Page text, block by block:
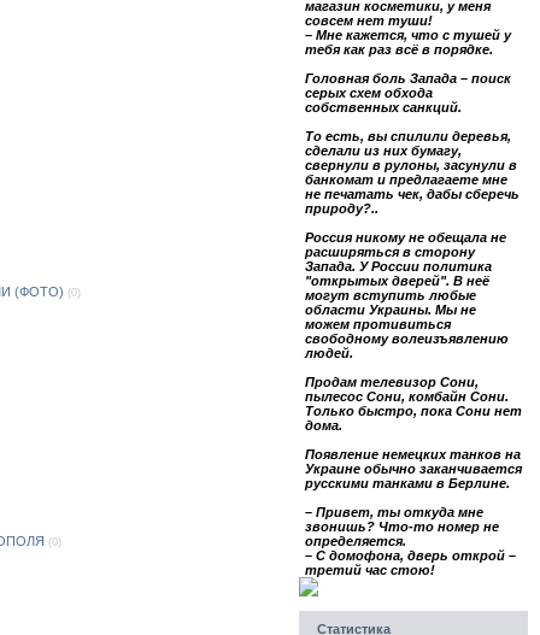
(ФОТО) (0)
(0)
магазин косметики, у меня
совсем нет туши!
– Мне кажется, что с тушей у
тебя как раз всё в порядке.
Головная боль Запада – поиск
серых схем обхода
собственных санкций.
То есть, вы спилили деревья,
сделали из них бумагу,
свернули в рулоны, засунули в
банкомат и предлагаете мне
не печатать чек, дабы сберечь
природу?..
Россия никому не обещала не
расширяться в сторону
Запада. У России политика
"открытых дверей". В неё
могут вступить любые
области Украины. Мы не
можем противиться
свободному волеизъявлению
людей.
Продам телевизор Сони,
пылесос Сони, комбайн Сони.
Только быстро, пока Сони нет
дома.
Появление немецких танков на
Украине обычно заканчивается
русскими танками в Берлине.
– Привет, ты откуда мне
звонишь? Что-то номер не
определяется.
– С домофона, дверь открой –
третий час стою!
Статистика